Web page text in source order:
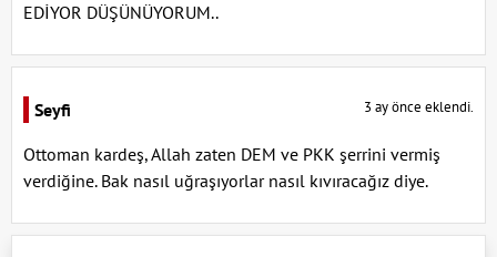
EDİYOR DÜŞÜNÜYORUM..
Seyfi 3 ay önce eklendi.
Ottoman kardeş, Allah zaten DEM ve PKK şerrini vermiş
verdiğine. Bak nasıl uğraşıyorlar nasıl kıvıracağız diye.